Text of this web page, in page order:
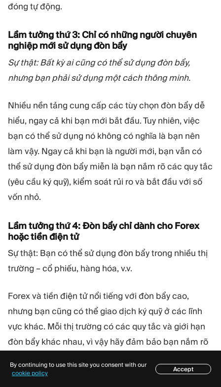
đóng tự động.
Lầm tưởng thứ 3: Chỉ có những người chuyên
nghiệp mới sử dụng đòn bẩy
Sự thật: Bất kỳ ai cũng có thể sử dụng đòn bẩy,
nhưng bạn phải sử dụng một cách thông minh.
Nhiều nền tảng cung cấp các tùy chọn đòn bẩy dễ
hiểu, ngay cả khi bạn mới bắt đầu. Tuy nhiên, việc
bạn có thể sử dụng nó không có nghĩa là bạn nên
làm vậy. Ngay cả khi bạn là người mới, bạn vẫn có
thể sử dụng đòn bẩy miễn là bạn nắm rõ các quy tắc
(yêu cầu ký quỹ), kiểm soát rủi ro và bắt đầu với số
vốn nhỏ.
Lầm tưởng thứ 4: Đòn bẩy chỉ dành cho Forex
hoặc tiền điện tử
Sự thật: Bạn có thể sử dụng đòn bẩy trong nhiều thị
trường – cổ phiếu, hàng hóa, v.v.
Forex và tiền điện tử nổi tiếng với đòn bẩy cao,
nhưng bạn cũng có thể giao dịch ký quỹ ở các lĩnh
vực khác. Mỗi thị trường có các quy tắc và giới hạn
đòn bẩy khác nhau, vì vậy hãy đảm bảo bạn nắm rõ
Mục lục
By continuing to use this site you consent with our
cookie policy
Accept